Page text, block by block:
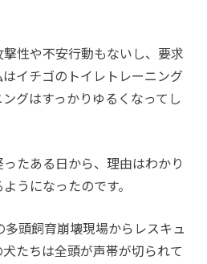
性や不安行動もないし、要求
イチゴのトイレトレーニング
グはすっかりゆるくなってし
たある日から、理由はわかり
うになったのです。
頭飼育崩壊現場からレスキュ
たちは全頭が声帯が切られて